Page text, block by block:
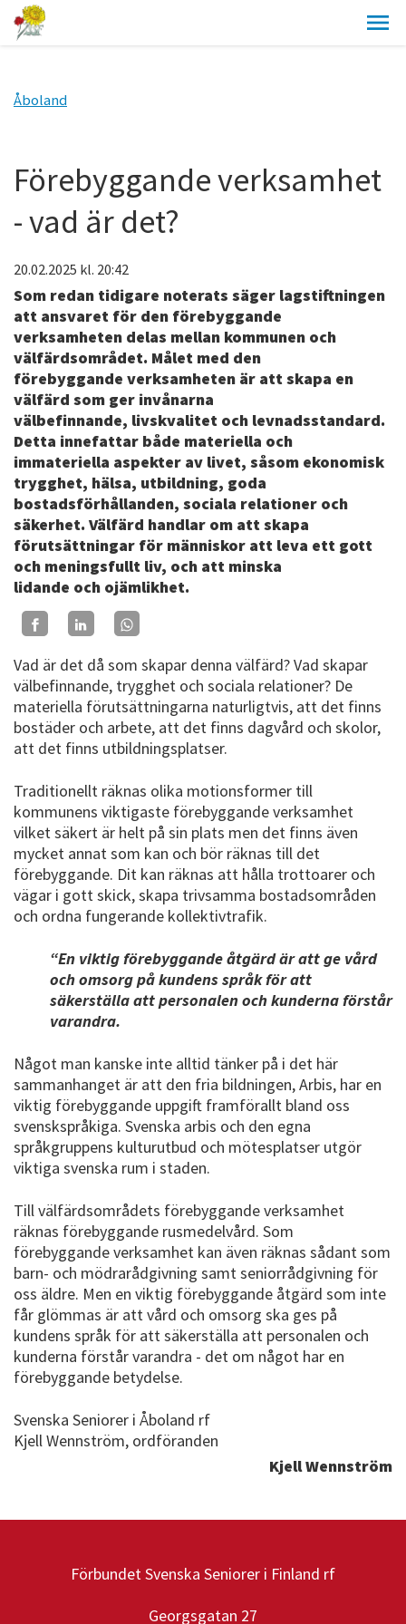
Åboland
Förebyggande verksamhet
- vad är det?
20.02.2025 kl. 20:42
Som redan tidigare noterats säger lagstiftningen
att ansvaret för den förebyggande
verksamheten delas mellan kommunen och
välfärdsområdet. Målet med den
förebyggande verksamheten är att skapa en
välfärd som ger invånarna
välbefinnande, livskvalitet och levnadsstandard.
Detta innefattar både materiella och
immateriella aspekter av livet, såsom ekonomisk
trygghet, hälsa, utbildning, goda
bostadsförhållanden, sociala relationer och
säkerhet. Välfärd handlar om att skapa
förutsättningar för människor att leva ett gott
och meningsfullt liv, och att minska
lidande och ojämlikhet.
Vad är det då som skapar denna välfärd? Vad skapar
välbefinnande, trygghet och sociala relationer? De
materiella förutsättningarna naturligtvis, att det finns
bostäder och arbete, att det finns dagvård och skolor,
att det finns utbildningsplatser.
Traditionellt räknas olika motionsformer till
kommunens viktigaste förebyggande verksamhet
vilket säkert är helt på sin plats men det finns även
mycket annat som kan och bör räknas till det
förebyggande. Dit kan räknas att hålla trottoarer och
vägar i gott skick, skapa trivsamma bostadsområden
och ordna fungerande kollektivtrafik.
“En viktig förebyggande åtgärd är att ge vård
och omsorg på kundens språk för att
säkerställa att personalen och kunderna förstår
varandra.
Något man kanske inte alltid tänker på i det här
sammanhanget är att den fria bildningen, Arbis, har en
viktig förebyggande uppgift framförallt bland oss
svenskspråkiga. Svenska arbis och den egna
språkgruppens kulturutbud och mötesplatser utgör
viktiga svenska rum i staden.
Till välfärdsområdets förebyggande verksamhet
räknas förebyggande rusmedelvård. Som
förebyggande verksamhet kan även räknas sådant som
barn- och mödrarådgivning samt seniorrådgivning för
oss äldre. Men en viktig förebyggande åtgärd som inte
får glömmas är att vård och omsorg ska ges på
kundens språk för att säkerställa att personalen och
kunderna förstår varandra - det om något har en
förebyggande betydelse.
Svenska Seniorer i Åboland rf
Kjell Wennström, ordföranden
Kjell Wennström
Förbundet Svenska Seniorer i Finland rf
Georgsgatan 27